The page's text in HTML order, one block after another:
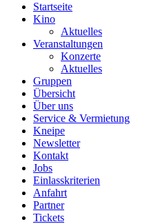
Startseite
Kino
Aktuelles
Veranstaltungen
Konzerte
Aktuelles
Gruppen
Übersicht
Über uns
Service & Vermietung
Kneipe
Newsletter
Kontakt
Jobs
Einlasskriterien
Anfahrt
Partner
Tickets